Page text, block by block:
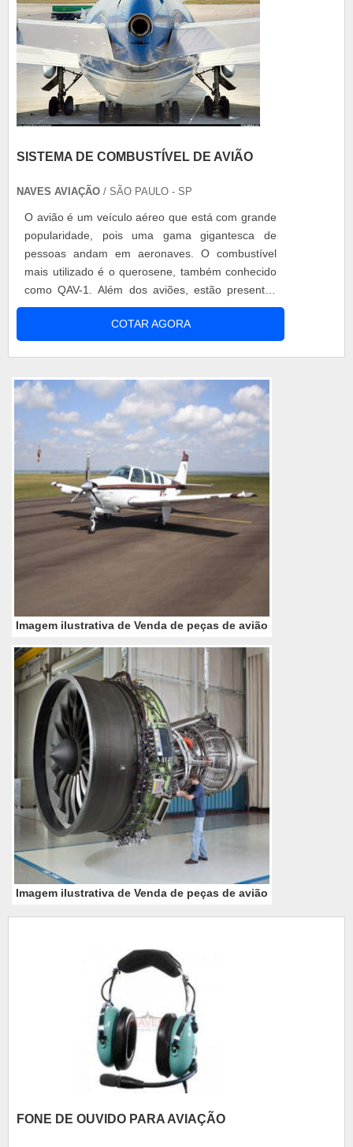
SISTEMA DE COMBUSTÍVEL DE AVIÃO
NAVES AVIAÇÃO / SÃO PAULO - SP
O avião é um veículo aéreo que está com grande
popularidade, pois uma gama gigantesca de
pessoas andam em aeronaves. O combustível
mais utilizado é o querosene, também conhecido
como QAV-1. Além dos aviões, estão presentes
nos helicópteros dotados de motores à turbina,
como por exemplo, os jato-puro, turboélices ou
turbo-fans. O sistema de combustível de avião o
manutenção, reduzindo custos para as
companhia
COTAR AGORA
Imagem ilustrativa de Venda de peças de avião
Imagem ilustrativa de Venda de peças de avião
FONE DE OUVIDO PARA AVIAÇÃO